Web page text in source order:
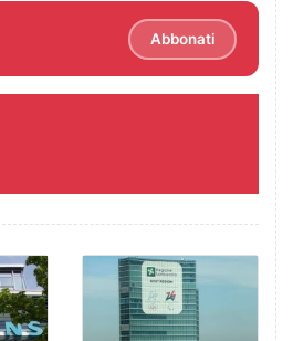
Abbonati